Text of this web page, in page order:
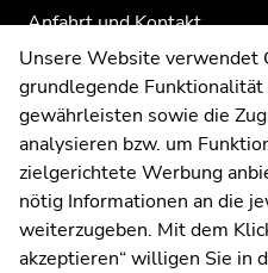
Anfahrt und Kontakt
Kommunikation und
Moodle
UNIGRAZonline
Impressum
Datenschutzerklärung
Cookie-Einstellungen
Barrierefreiheitserklärung
Unsere Website verwendet
grundlegende
gewährleisten sowie die
analysieren bzw. um
zielgerichtete Werbung
nötig Informationen an die
weiterzugeben. Mit dem
akzeptieren“ willigen Sie in